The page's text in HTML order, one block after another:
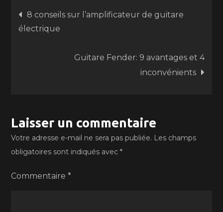
Navigation
de
l’article
8 conseils sur l’amplificateur de guitare
électrique
Guitare Fender: 9 avantages et 4
inconvénients
Laisser un commentaire
Votre adresse e-mail ne sera pas publiée. Les champs
obligatoires sont indiqués avec*
Commentaire*